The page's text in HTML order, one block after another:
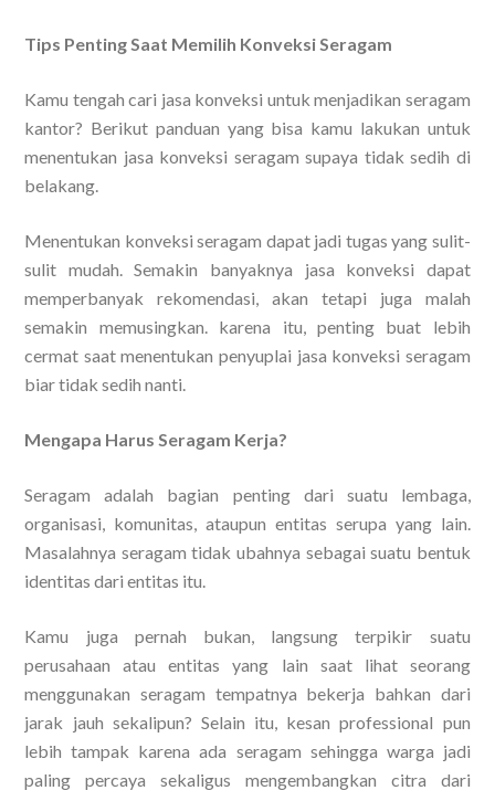
Tips Penting Saat Memilih Konveksi Seragam
Kamu tengah cari jasa konveksi untuk menjadikan seragam
kantor? Berikut panduan yang bisa kamu lakukan untuk
menentukan jasa konveksi seragam supaya tidak sedih di
belakang.
Menentukan konveksi seragam dapat jadi tugas yang sulit-
sulit mudah. Semakin banyaknya jasa konveksi dapat
memperbanyak rekomendasi, akan tetapi juga malah
semakin memusingkan. karena itu, penting buat lebih
cermat saat menentukan penyuplai jasa konveksi seragam
biar tidak sedih nanti.
Mengapa Harus Seragam Kerja?
Seragam adalah bagian penting dari suatu lembaga,
organisasi, komunitas, ataupun entitas serupa yang lain.
Masalahnya seragam tidak ubahnya sebagai suatu bentuk
identitas dari entitas itu.
Kamu juga pernah bukan, langsung terpikir suatu
perusahaan atau entitas yang lain saat lihat seorang
menggunakan seragam tempatnya bekerja bahkan dari
jarak jauh sekalipun? Selain itu, kesan professional pun
lebih tampak karena ada seragam sehingga warga jadi
paling percaya sekaligus mengembangkan citra dari